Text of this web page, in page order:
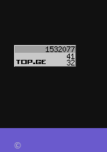
©